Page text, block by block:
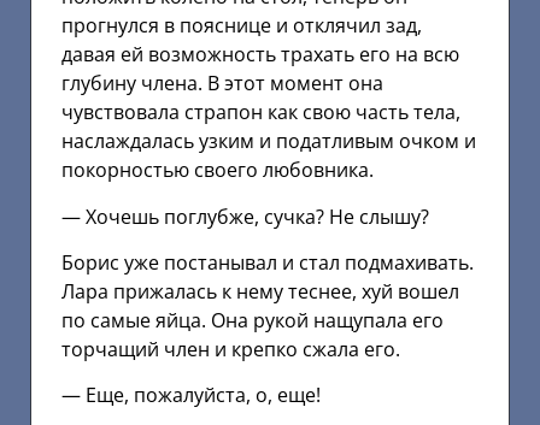
прогнулся в пояснице и отклячил зад,
давая ей возможность трахать его на всю
глубину члена. В этот момент она
чувствовала страпон как свою часть тела,
наслаждалась узким и податливым очком и
покорностью своего любовника.
— Хочешь поглубже, сучка? Не слышу?
Борис уже постанывал и стал подмахивать.
Лара прижалась к нему теснее, хуй вошел
по самые яйца. Она рукой нащупала его
торчащий член и крепко сжала его.
— Еще, пожалуйста, о, еще!